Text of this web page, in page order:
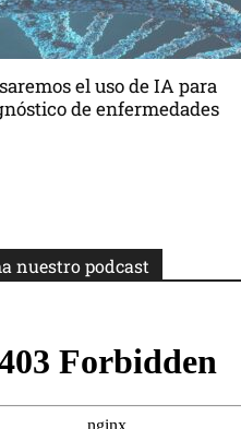
el uso de IA para
de enfermedades
nuestro podcast